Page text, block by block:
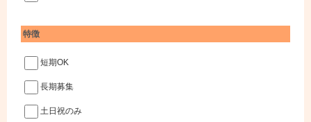
特徴
短期OK
長期募集
土日祝のみ